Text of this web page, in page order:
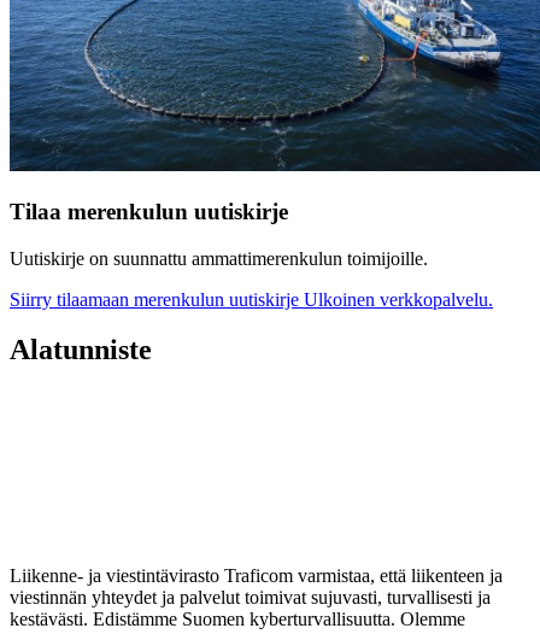
Tilaa merenkulun uutiskirje
Uutiskirje on suunnattu ammattimerenkulun toimijoille.
Siirry tilaamaan merenkulun uutiskirje Ulkoinen verkkopalvelu.
Alatunniste
Liikenne- ja viestintävirasto Traficom varmistaa, että liikenteen ja
viestinnän yhteydet ja palvelut toimivat sujuvasti, turvallisesti ja
kestävästi. Edistämme Suomen kyberturvallisuutta. Olemme